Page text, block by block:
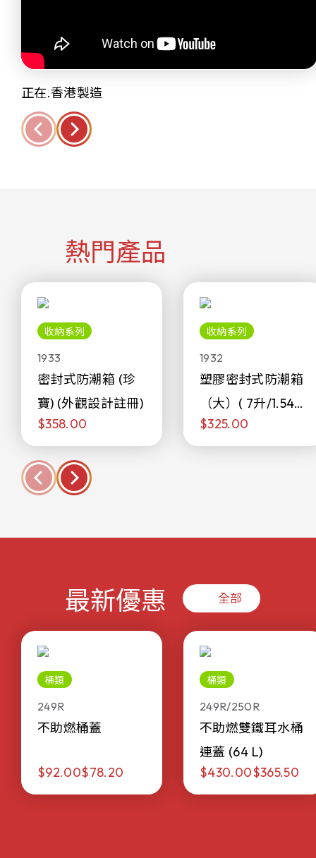
正在.香港製造
熱門產品
收納系列
1933
密封式防潮箱 (珍
寶) (外觀設計註冊)
$358.00
收納系列
1932
塑膠密封式防潮箱
（大）( 7升/1.54加
侖)
$325.00
最新優惠 全部
桶類
249R
不助燃桶蓋
$92.00$78.20
桶類
249R/250R
不助燃雙鐵耳水桶
連蓋 (64 L)
$430.00$365.50